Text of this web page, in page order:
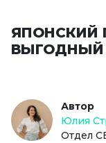
ЯПОНСКИЙ
ВЫГОДНЫЙ
Автор
Юлия
Отдел